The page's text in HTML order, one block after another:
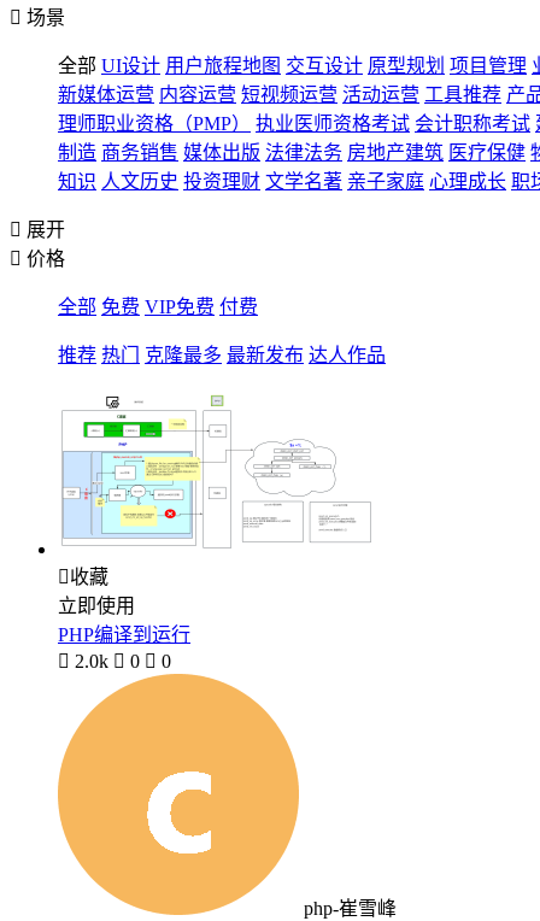
 场景
全部 UI设计 用户旅程地图 交互设计 原型规划 项目管理
新媒体运营 内容运营 短视频运营 活动运营 工具推荐 产
理师职业资格（PMP）
执业医师资格考试 会计职称考试
制造 商务销售 媒体出版 法律法务 房地产建筑 医疗保健
知识 人文历史 投资理财 文学名著 亲子家庭 心理成长 职
 展开
 价格
全部 免费 VIP免费 付费
推荐 热门 克隆最多 最新发布 达人作品
收藏
立即使用
PHP编译到运行
 2.0k  0  0
php-崔雪峰